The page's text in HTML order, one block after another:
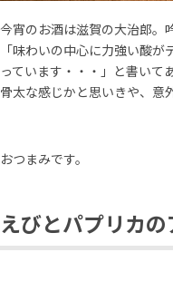
今宵のお酒は滋賀の大治郎。
「味わいの中心に力強い酸
っています・・・」と書い
骨太な感じかと思いきや、意
おつまみです。
えびとパプリカの